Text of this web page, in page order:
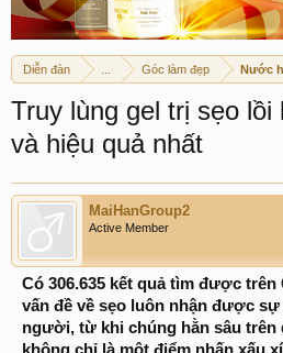
Diễn đàn Góc làm đẹp Nước
Truy lùng gel trị sẹo lồi
và hiệu quả nhất
MaiHanGroup2
Active Member
Có 306.635 kết quả tìm được
vấn đề về sẹo luôn nhận được
người, từ khi chúng hằn sâu trên